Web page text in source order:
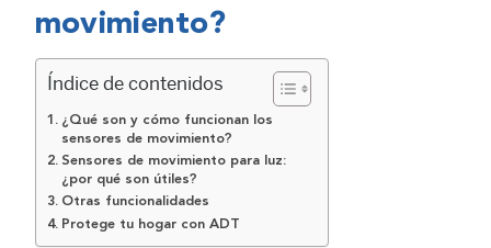
movimiento?
Índice de contenidos
¿Qué son y cómo funcionan los
sensores de movimiento?
Sensores de movimiento para luz:
¿por qué son útiles?
Otras funcionalidades
Protege tu hogar con ADT